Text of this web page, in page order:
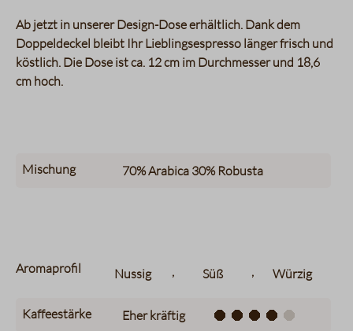
Ab jetzt in unserer Design-Dose erhältlich. Dank dem
Doppeldeckel bleibt Ihr Lieblingsespresso länger frisch und
köstlich. Die Dose ist ca. 12 cm im Durchmesser und 18,6
cm hoch.
Mischung 70%Arabica 30% Robusta
Aromaprofil Nussig , Süß , Würzig
Kaffeestärke Eher kräftig